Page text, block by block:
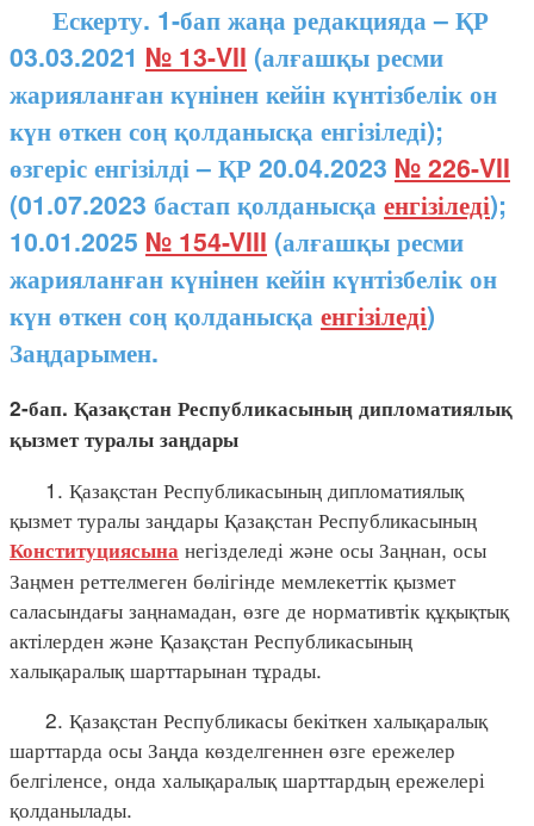
Ескерту. 1-бап жаңа редакцияда – ҚР
03.03.2021 № 13-VII (алғашқы ресми
жарияланған күнінен кейін күнтізбелік он
күн өткен соң қолданысқа енгізіледі);
өзгеріс енгізілді – ҚР 20.04.2023 № 226-VII
(01.07.2023 бастап қолданысқа енгізіледі);
10.01.2025 № 154-VIII (алғашқы ресми
жарияланған күнінен кейін күнтізбелік он
күн өткен соң қолданысқа енгізіледі)
Заңдарымен.
2-бап. Қазақстан Республикасының дипломатиялық
қызмет туралы заңдары
1. Қазақстан Республикасының дипломатиялық
қызмет туралы заңдары Қазақстан Республикасының
Конституциясына негізделеді және осы Заңнан, осы
Заңмен реттелмеген бөлігінде мемлекеттік қызмет
саласындағы заңнамадан, өзге де нормативтік құқықтық
актілерден және Қазақстан Республикасының
халықаралық шарттарынан тұрады.
2. Қазақстан Республикасы бекіткен халықаралық
шарттарда осы Заңда көзделгеннен өзге ережелер
белгіленсе, онда халықаралық шарттардың ережелері
қолданылады.